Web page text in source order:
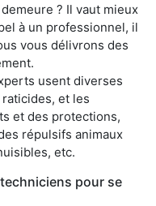
? Il vaut mieux
à un professionnel, il
vous délivrons des
usent diverses
et les
et des protections,
répulsifs animaux
etc.
pour se